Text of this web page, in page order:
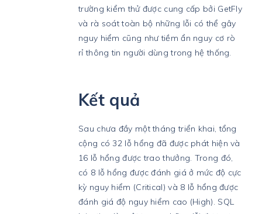
trường kiểm thử được cung cấp bởi GetFly
và rà soát toàn bộ những lỗi có thể gây
nguy hiểm cũng như tiềm ẩn nguy cơ rò
rỉ thông tin người dùng trong hệ thống.
Kết quả
Sau chưa đầy một tháng triển khai, tổng
cộng có 32 lỗ hổng đã được phát hiện và
16 lỗ hổng được trao thưởng. Trong đó,
có 8 lỗ hổng được đánh giá ở mức độ cực
kỳ nguy hiểm (Critical) và 8 lỗ hổng được
đánh giá độ nguy hiểm cao (High). SQL